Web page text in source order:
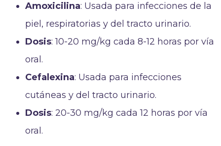
Amoxicilina: Usada para infecciones de la
piel, respiratorias y del tracto urinario.
Dosis: 10-20 mg/kg cada 8-12 horas por vía
oral.
Cefalexina: Usada para infecciones
cutáneas y del tracto urinario.
Dosis: 20-30 mg/kg cada 12 horas por vía
oral.